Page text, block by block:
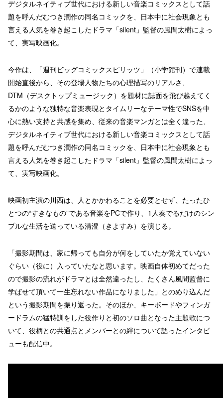
デジタルネイティブ世代における新しい音楽コミックスとして話
題を呼んだむつき潤作の同名コミックを、日本中に社会現象とも
言える人気を巻き起こしたドラマ「silent」監督の風間太樹によっ
て、実写映画化。
今作は、「週刊ビッグコミックスピリッツ」（小学館刊）で連載
開始直後から、その登場人物たちの心理描写のリアルさ、
DTM（デスクトップミュージック）を題材に誌面を飛び越えてく
るかのような独特な音楽表現とタイムリーなテーマ性でSNSを中
心に熱い支持と共感を集め、従来の音楽マンガとは全く違った、
デジタルネイティブ世代における新しい音楽コミックスとして話
題を呼んだむつき潤作の同名コミックを、日本中に社会現象とも
言える人気を巻き起こしたドラマ「silent」監督の風間太樹によっ
て、実写映画化。
映画初主演の川西は、人とかかわることを必要とせず、たったひ
とつの“すきなもの”である音楽をPCで作り、1人奏でるだけのシン
プルな生活を送っている清澄（きよすみ）を演じる。
「撮影期間は、家に帰っても自分が何をしていたか覚えていない
ぐらい（役に）入っていたなと思います。映画自体初めてだった
ので撮影の流れがドラマとは全然違ったし、たくさん風間監督に
学ばせて頂いて一生忘れない作品になりました」とのめり込んだ
という撮影期間を振り返った。そのほか、キーボードやフィンガ
ードラムの猛特訓をした役作りと初のソロ曲となった主題歌につ
いて、役柄との共通点とメンバーとの絆について語ったインタビ
ューも配信中。